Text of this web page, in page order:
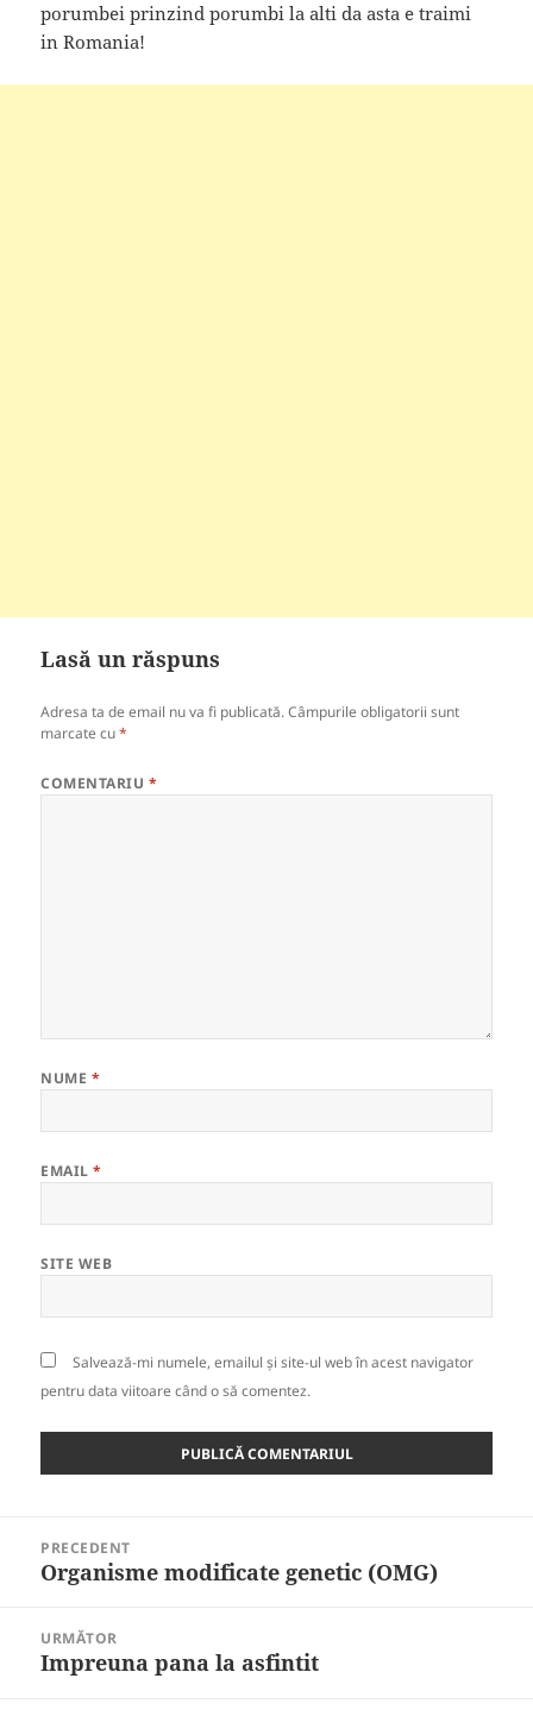
porumbei prinzind porumbi la alti da asta e traimi
in Romania!
Lasă un răspuns
Adresa ta de email nu va fi publicată. Câmpurile obligatorii sunt
marcate cu*
COMENTARIU *
NUME *
EMAIL*
SITE WEB
Salvează-mi numele, emailul și site-ul web în acest navigator
pentru data viitoare când o să comentez.
articole
PRECEDENT
Articolul
Organisme modificate genetic (OMG)
URMĂTOR
Articolul
Impreuna pana la asfintit